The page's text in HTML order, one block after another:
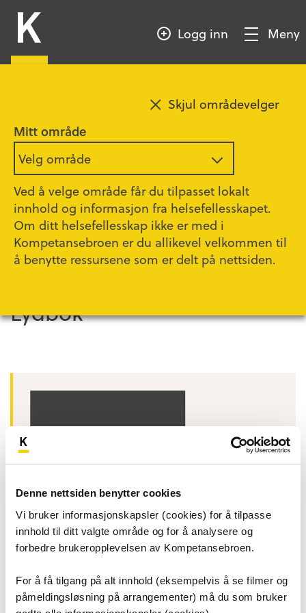
Denne nettsiden benytter cookies
Vi bruker informasjonskapsler (cookies) for å tilpasse
innhold til ditt valgte område og for å analysere og
forbedre brukeropplevelsen av Kompetansebroen.
For å få tilgang på alt innhold (eksempelvis å se filmer og
påmeldingsløsning på arrangementer) må du som bruker
Mitt område
Velg område
Ved å velge område får du tilpasset lokalt
innhold og informasjon fra helsefellesskapet.
Om ditt helsefellesskap ikke er med i
Kompetansebroen er du allikevel velkommen til
å benytte ressursene som er delt på nettsiden.
Skjul områdevelger
HOVEDINNHOLD
KompetansebroenLogg inn
Vis/SkjulMeny
Lydbok-
Kun for samarbeidspartnere
Dette innholdet er kun tilgjengelig for